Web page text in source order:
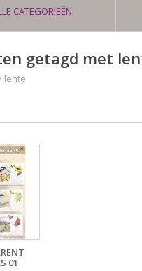
CATEGORIEËN
getagd met
lente
01